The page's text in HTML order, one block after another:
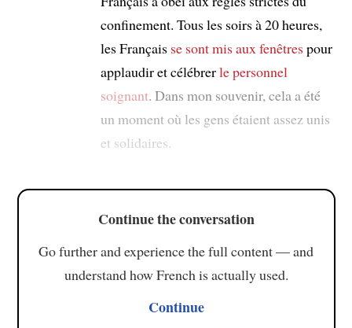
confinement. Tous les soirs à 20 heures,
les Français se sont mis aux fenêtrespour
applaudir et célébrerle personnel
soignant. Dans mon souvenir, cela a été
un moment où les gens étaient assez unis
et solidaires.
Continue the conversation
Go further and experience the full content — and
understand how French is actually used.
Continue